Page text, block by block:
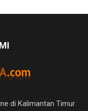
di Kalimantan Timur